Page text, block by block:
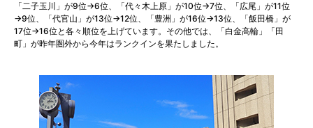
「二子玉川」が9位→6位、「代々木上原」が10位→7位、「広尾」が11位
→9位、「代官山」が13位→12位、「豊洲」が16位→13位、「飯田橋」が
17位→16位と各々順位を上げています。その他では、「白金高輪」「田
町」が昨年圏外から今年はランクインを果たしました。